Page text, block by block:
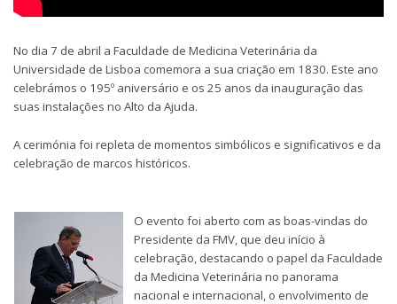
No dia 7 de abril a Faculdade de Medicina Veterinária da
Universidade de Lisboa comemora a sua criação em 1830. Este ano
celebrámos o 195º aniversário e os 25 anos da inauguração das
suas instalações no Alto da Ajuda.
A cerimónia foi repleta de momentos simbólicos e significativos e da
celebração de marcos históricos.
O evento foi aberto com as boas-vindas do
Presidente da FMV, que deu início à
celebração, destacando o papel da Faculdade
da Medicina Veterinária no panorama
nacional e internacional, o envolvimento de